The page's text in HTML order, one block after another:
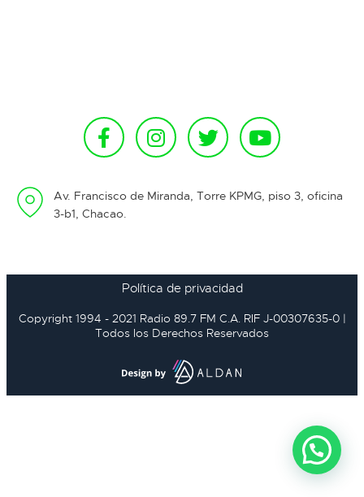
Av. Francisco de Miranda, Torre KPMG, piso 3, oficina
3-b1, Chacao.
Política de privacidad
Copyright 1994 - 2021 Radio 89.7 FM C.A. RIF J-00307635-0 |
Todos los Derechos Reservados